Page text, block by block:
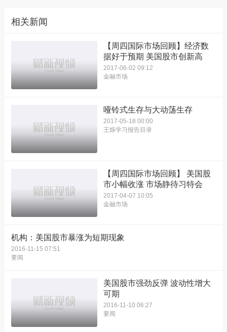
相关新闻
【周四国际市场回顾】经济数
据好于预期 美国股市创新高
2017-06-02 09:12
金融市场
哑铃式生存与大动荡生存
2017-05-18 00:00
王烁学习报告目录
【周四国际市场回顾】 美国股
市小幅收涨 市场静待习特会
2017-04-07 10:05
金融市场
机构：美国股市暴涨为短期现象
2016-11-15 07:51
要闻
美国股市强劲反弹 波动性增大
可期
2016-11-10 06:27
要闻